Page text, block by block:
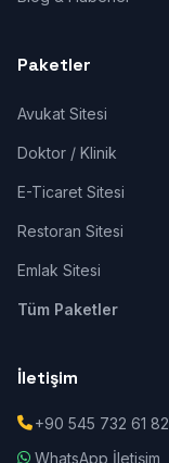
Paketler
Avukat Sitesi
Doktor / Klinik
E-Ticaret Sitesi
Restoran Sitesi
Emlak Sitesi
Tüm Paketler
İletişim
+90 545 732 61 82
WhatsApp İletişim